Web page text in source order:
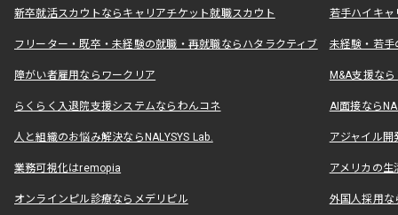
新卒就活スカウトならキャリアチケット就職スカウト 若手ハイキ
フリーター・既卒・未経験の就職・再就職ならハタラクティブ 未経験・若手
障がい者雇用ならワークリア M&A支援な
らくらく入退院支援システムならわんコネ AI面接なら
人と組織のお悩み解決ならNALYSYS Lab. アジャイル
業務可視化はremopia アメリカの
オンラインピル診療ならメデリピル 外国人採用